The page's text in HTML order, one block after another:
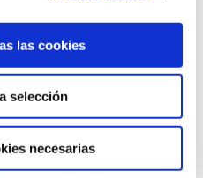
las cookies
selección
necesarias
Marfil